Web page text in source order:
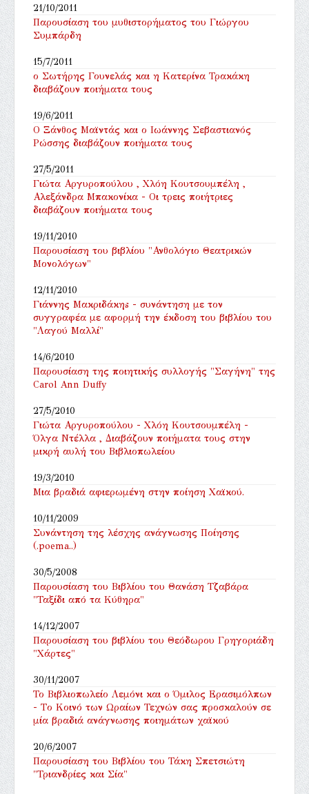
21/10/2011
Παρουσίαση του μυθιστορήματος του Γιώργου
Συμπάρδη
15/7/2011
ο Σωτήρης Γουνελάς και η Κατερίνα Τρακάκη
διαβάζουν ποιήματα τους
19/6/2011
Ο Ξάνθος Μαϊντάς και ο Ιωάννης Σεβαστιανός
Ρώσσης διαβάζουν ποιήματα τους
27/5/2011
Γιώτα Αργυροπούλου , Χλόη Κουτσουμπέλη ,
Αλεξάνδρα Μπακονίκα - Οι τρεις ποιήτριες
διαβάζουν ποιήματα τους
19/11/2010
Παρουσίαση του βιβλίου "Ανθολόγιο Θεατρικών
Μονολόγων"
12/11/2010
Γιάννης Μακριδάκηs - συνάντηση με τον
συγγραφέα με αφορμή την έκδοση του βιβλίου του
"Λαγού Μαλλί"
14/6/2010
Παρουσίαση της ποιητικής συλλογής "Σαγήνη" της
Carol Ann Duffy
27/5/2010
Γιώτα Αργυροπούλου - Χλόη Κουτσουμπέλη -
Όλγα Ντέλλα , Διαβάζουν ποιήματα τους στην
μικρή αυλή του Βιβλιοπωλείου
19/3/2010
Μια βραδιά αφιερωμένη στην ποίηση Χαϊκού.
10/11/2009
Συνάντηση της λέσχης ανάγνωσης Ποίησης
(.poema..)
30/5/2008
Παρουσίαση του Βιβλίου του Θανάση Τζαβάρα
"Ταξίδι από τα Κύθηρα"
14/12/2007
Παρουσίαση του βιβλίου του Θεόδωρου Γρηγοριάδη
"Χάρτες"
30/11/2007
Το Βιβλιοπωλείο Λεμόνι και ο Όμιλος Ερασιμόλπων
- Tο Κοινό των Ωραίων Τεχνών σας προσκαλούν σε
μία βραδιά ανάγνωσης ποιημάτων χαϊκού
20/6/2007
Παρουσίαση του Βιβλίου του Τάκη Σπετσιώτη
"Τριανδρίες και Σία"